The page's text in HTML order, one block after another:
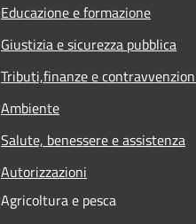
Educazione e formazione
Giustizia e sicurezza pubblica
Tributi,finanze e
Ambiente
Salute, benessere e assistenza
Autorizzazioni
Agricoltura e pesca